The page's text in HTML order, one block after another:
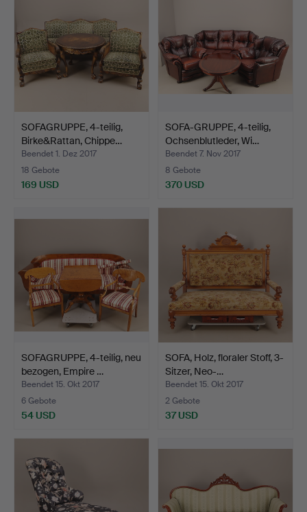
SOFAGRUPPE, 4-teilig,
Birke&Rattan, Chippe…
Beendet 1. Dez 2017
18 Gebote
169 USD
SOFA-GRUPPE, 4-teilig,
Ochsenblutleder, Wi…
Beendet 7. Nov 2017
8 Gebote
370 USD
SOFAGRUPPE, 4-teilig, neu
bezogen, Empire …
Beendet 15. Okt 2017
6 Gebote
54 USD
SOFA, Holz, floraler Stoff, 3-
Sitzer, Neo-…
Beendet 15. Okt 2017
2 Gebote
37 USD